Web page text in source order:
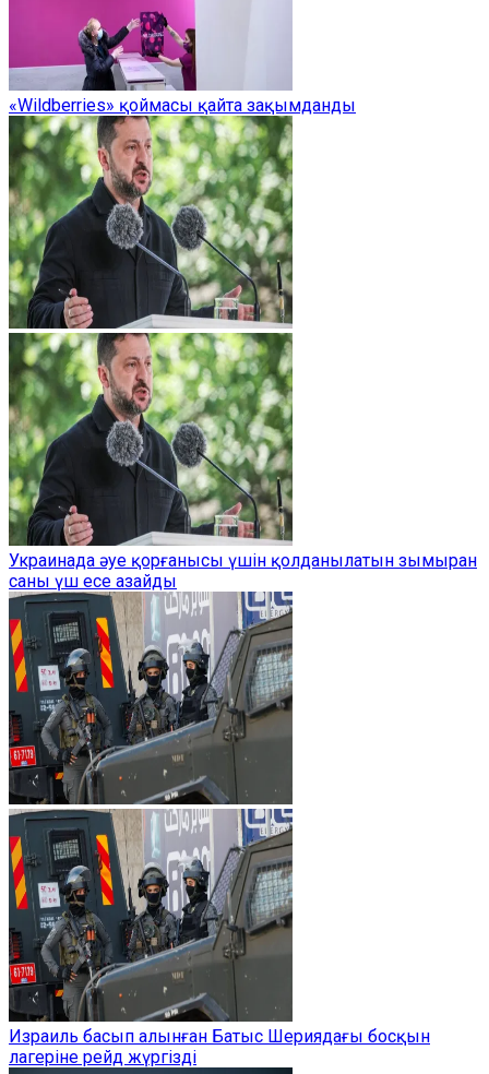
«Wildberries» қоймасы қайта зақымданды
Украинада әуе қорғанысы үшін қолданылатын зымыран
саны үш есе азайды
Израиль басып алынған Батыс Шериядағы босқын
лагеріне рейд жүргізді